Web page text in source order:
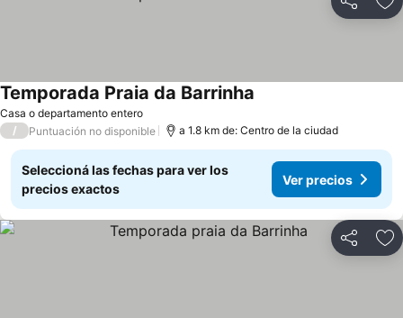
Compartir
Casa o departamento entero
Temporada Praia da Barrinha
/ Puntuación no disponible a 1.8 km de: Centro de la ciudad
Seleccioná las fechas para ver los
precios exactos
Ver precios
Compartir